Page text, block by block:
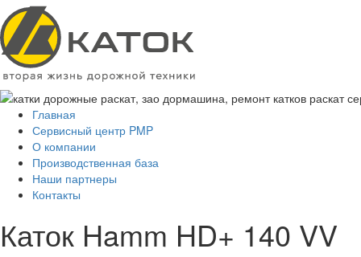
Главная
Сервисный центр PMP
О компании
Производственная база
Наши партнеры
Контакты
Каток Hamm HD+ 140 VV